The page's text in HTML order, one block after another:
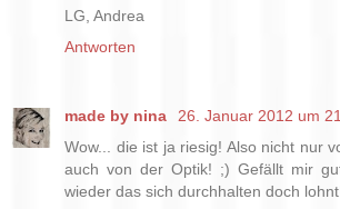
LG, Andrea
Antworten
made by nina
26. Januar 2012 um
Wow... die ist ja riesig! Also nicht nur
auch von der Optik! ;) Gefällt mir
wieder das sich durchhalten doch